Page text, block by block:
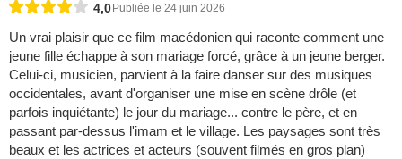
4,0 Publiée le 24 juin 2026
Un vrai plaisir que ce film macédonien qui raconte comment une
jeune fille échappe à son mariage forcé, grâce à un jeune berger.
Celui-ci, musicien, parvient à la faire danser sur des musiques
occidentales, avant d'organiser une mise en scène drôle (et
parfois inquiétante) le jour du mariage... contre le père, et en
passant par-dessus l'imam et le village. Les paysages sont très
beaux et les actrices et acteurs (souvent filmés en gros plan)